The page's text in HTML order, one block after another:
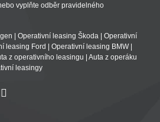
vyplňte odběr pravidelného
Operativní leasing Škoda
Operativní
leasing Ford Operativní leasing BMW|
z operativního leasingu
Auta z operáku
leasingy